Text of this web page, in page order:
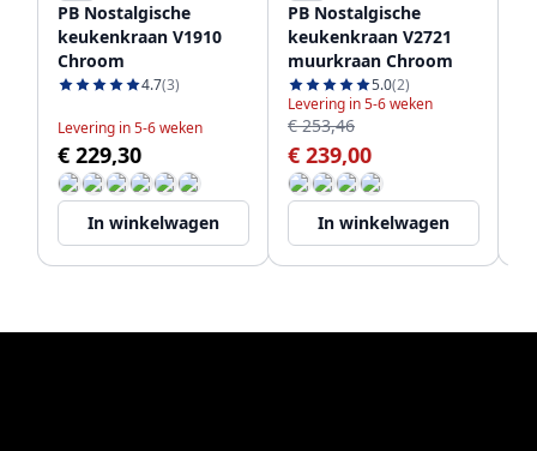
PB Nostalgische
keukenkraan V1910
Chroom
4.7(3)
Levering in 5-6 weken
€ 229,30
In winkelwagen
PB Nostalgische
keukenkraan V2721
muurkraan Chroom
5.0(2)
Levering in 5-6 weken
€ 253,46
€ 239,00
In winkelwagen